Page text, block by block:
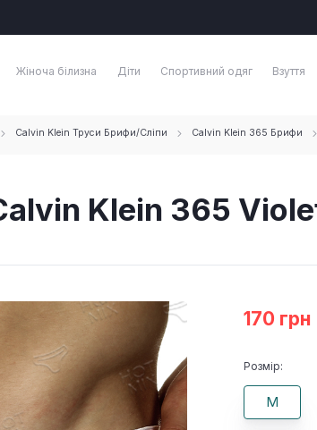
Жіноча білизна Діти Спортивний одяг Взуття
Calvin Klein Труси Брифи/Сліпи Calvin Klein 365 Брифи
Klein 365
170 грн
Розмір:
M